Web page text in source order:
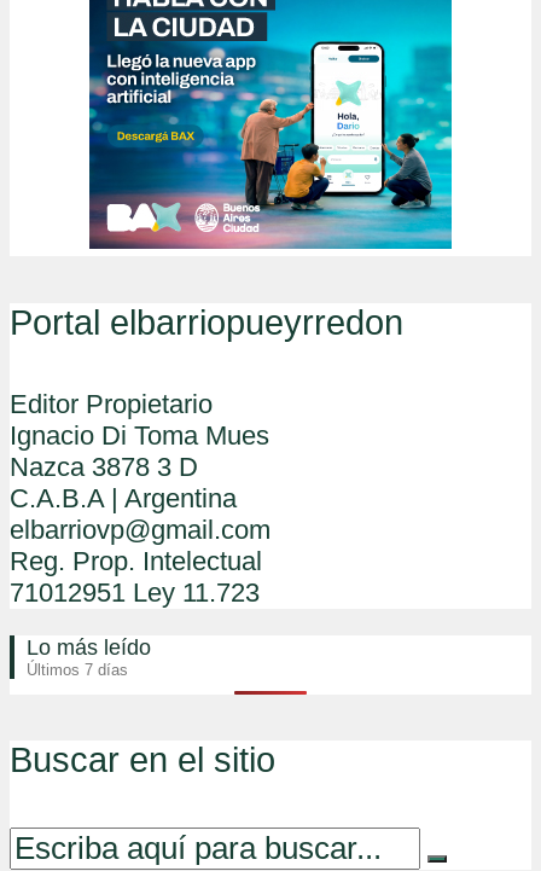
Portal elbarriopueyrredon
Editor Propietario
Ignacio Di Toma Mues
Nazca 3878 3 D
C.A.B.A | Argentina
elbarriovp@gmail.com
Reg. Prop. Intelectual
71012951 Ley 11.723
Lo más leído
Últimos 7 días
Buscar en el sitio